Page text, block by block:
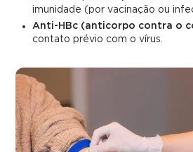
imunidade (por vacinação ou
Anti-HBc (anticorpo contra o
contato prévio com o vírus.